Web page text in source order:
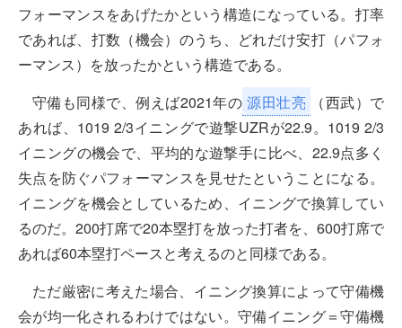
フォーマンスをあげたかという構造になっている。打率
であれば、打数（機会）のうち、どれだけ安打（パフォ
ーマンス）を放ったかという構造である。
守備も同様で、例えば2021年の 源田壮亮
（西武）で
あれば、1019 2/3イニングで遊撃UZRが22.9。1019 2/3
イニングの機会で、平均的な遊撃手に比べ、22.9点多く
失点を防ぐパフォーマンスを見せたということになる。
イニングを機会としているため、イニングで換算してい
るのだ。200打席で20本塁打を放った打者を、600打席で
あれば60本塁打ペースと考えるのと同様である。
ただ厳密に考えた場合、イニング換算によって守備機
会が均一化されるわけではない。守備イニング＝守備機